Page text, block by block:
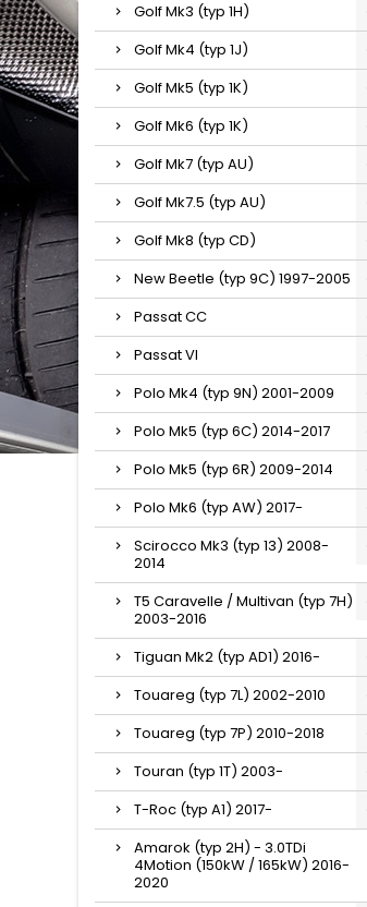
Golf Mk3 (typ 1H)
Golf Mk4 (typ 1J)
Golf Mk5 (typ 1K)
Golf Mk6 (typ 1K)
Golf Mk7 (typ AU)
Golf Mk7.5 (typ AU)
Golf Mk8 (typ CD)
New Beetle (typ 9C) 1997-2005
Passat CC
Passat VI
Polo Mk4 (typ 9N) 2001-2009
Polo Mk5 (typ 6C) 2014-2017
Polo Mk5 (typ 6R) 2009-2014
Polo Mk6 (typ AW) 2017-
Scirocco Mk3 (typ 13) 2008-
2014
T5 Caravelle / Multivan (typ 7H)
2003-2016
Tiguan Mk2 (typ AD1) 2016-
Touareg (typ 7L) 2002-2010
Touareg (typ 7P) 2010-2018
Touran (typ 1T) 2003-
T-Roc (typ A1) 2017-
Amarok (typ 2H) - 3.0TDi
4Motion (150kW / 165kW) 2016-
2020